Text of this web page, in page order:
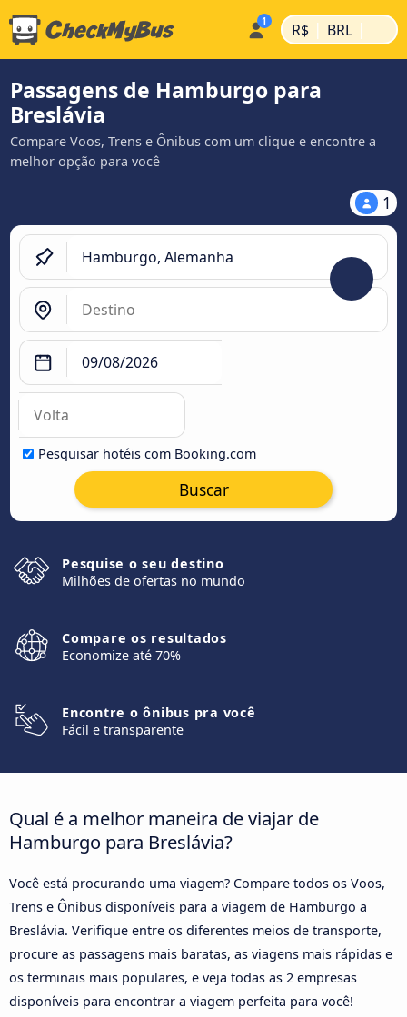
R$ | BRL |
Passagens de Hamburgo para
Breslávia
Compare Voos, Trens e Ônibus com um clique e encontre a
melhor opção para você
1
Pesquisar hotéis com Booking.com
Buscar
Pesquise o seu destino
Milhões de ofertas no mundo
Compare os resultados
Economize até 70%
Encontre o ônibus pra você
Fácil e transparente
Qual é a melhor maneira de viajar de
Hamburgo para Breslávia?
Você está procurando uma viagem? Compare todos os Voos,
Trens e Ônibus disponíveis para a viagem de Hamburgo a
Breslávia. Verifique entre os diferentes meios de transporte,
procure as passagens mais baratas, as viagens mais rápidas e
os terminais mais populares, e veja todas as 2 empresas
disponíveis para encontrar a viagem perfeita para você!